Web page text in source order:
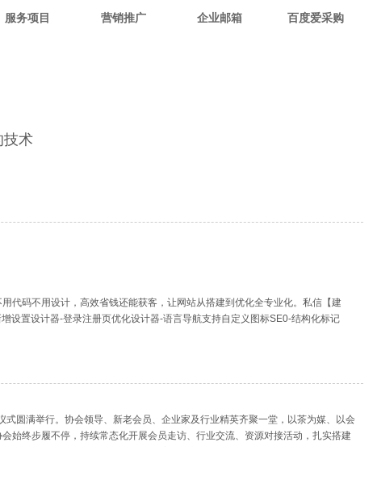
服务项目 营销推广 企业邮箱 百度爱采购
技术
代码不用设计，高效省钱还能获客，让网站从搭建到优化全专业化。私信【建
设置设计器-登录注册页优化设计器-语言导航支持自定义图标SE0-结构化标记
圆满举行。协会领导、新老会员、企业家及行业精英齐聚一堂，以茶为媒、以会
始终步履不停，持续常态化开展会员走访、行业交流、资源对接活动，扎实搭建
步前行、蓬勃发展。本次茶话会摒弃正式刻板